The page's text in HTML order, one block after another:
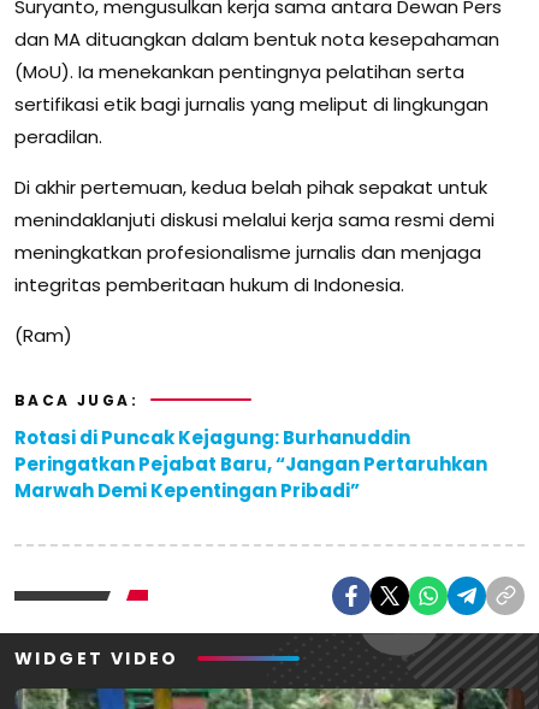
Suryanto, mengusulkan kerja sama antara Dewan Pers
dan MA dituangkan dalam bentuk nota kesepahaman
(MoU). Ia menekankan pentingnya pelatihan serta
sertifikasi etik bagi jurnalis yang meliput di lingkungan
peradilan.
Di akhir pertemuan, kedua belah pihak sepakat untuk
menindaklanjuti diskusi melalui kerja sama resmi demi
meningkatkan profesionalisme jurnalis dan menjaga
integritas pemberitaan hukum di Indonesia.
(Ram)
BACA JUGA:
Rotasi di Puncak Kejagung: Burhanuddin
Peringatkan Pejabat Baru, “Jangan Pertaruhkan
Marwah Demi Kepentingan Pribadi”
WIDGET VIDEO